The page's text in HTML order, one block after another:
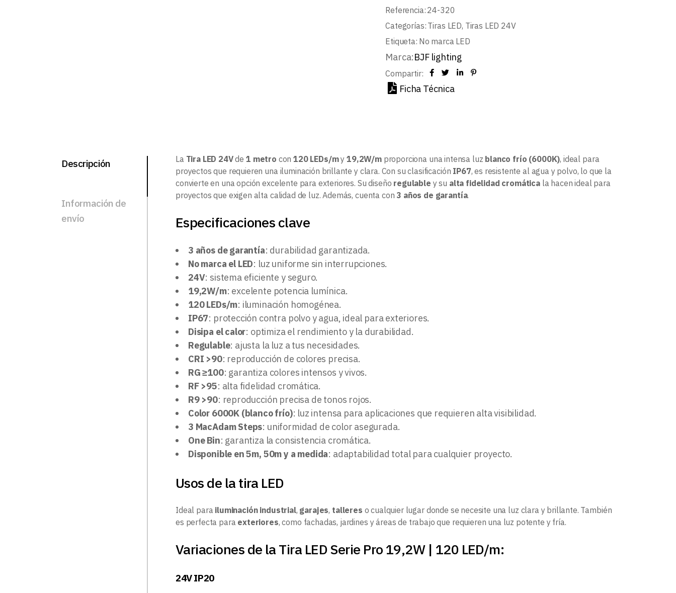
Referencia: 24-320
Categorías: Tiras LED, Tiras LED 24V
Etiqueta: No marca LED
Marca:BJF lighting
Compartir:
Ficha Técnica
Descripción
Información de
envío
La Tira LED 24Vde 1 metro con120 LEDs/my19,2W/mproporciona una intensa luz blanco frío (6000K), ideal para
proyectos que requieren una iluminación brillante y clara. Con su clasificación IP67, es resistente al agua y polvo, lo que la
convierte en una opción excelente para exteriores. Su diseño regulable y su alta fidelidad cromática la hacen ideal para
proyectos que exigen alta calidad de luz. Además, cuenta con 3 años de garantía.
Especificaciones clave
3 años de garantía: durabilidad garantizada.
No marca el LED: luz uniforme sin interrupciones.
24V: sistema eficiente y seguro.
19,2W/m: excelente potencia lumínica.
120 LEDs/m: iluminación homogénea.
IP67: protección contra polvo y agua, ideal para exteriores.
Disipa el calor: optimiza el rendimiento y la durabilidad.
Regulable: ajusta la luz a tus necesidades.
CRI >90: reproducción de colores precisa.
RG ≥100: garantiza colores intensos y vivos.
RF >95: alta fidelidad cromática.
R9 >90: reproducción precisa de tonos rojos.
Color 6000K (blanco frío): luz intensa para aplicaciones que requieren alta visibilidad.
3 MacAdam Steps: uniformidad de color asegurada.
One Bin: garantiza la consistencia cromática.
Disponible en 5m, 50m y a medida: adaptabilidad total para cualquier proyecto.
Usos de la tira LED
Ideal para iluminación industrial, garajes, talleres o cualquier lugar donde se necesite una luz clara y brillante. También
es perfecta para exteriores, como fachadas, jardines y áreas de trabajo que requieren una luz potente y fría.
Variaciones de la Tira LED Serie Pro 19,2W | 120 LED/m:
24V IP20